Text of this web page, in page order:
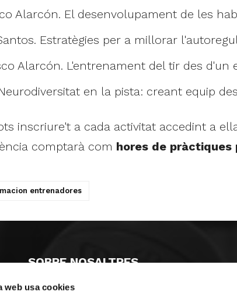
web usa cookies
Alarcón. El desenvolupament de les
Estratègies per a millorar
Alarcón. L'entrenament del tir des d'un
en la pista: creant equip
inscriure't a cada activitat accedint a
comptarà com hores de pràctiques
entrenadores
SOBRE NOSALTRES
CASTELLÓ